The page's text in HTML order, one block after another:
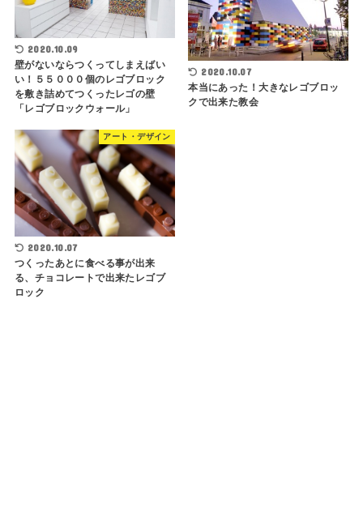
2020.10.09
壁がないならつくってしまえばい
い！５５０００個のレゴブロック
を敷き詰めてつくったレゴの壁
「レゴブロックウォール」
2020.10.07
本当にあった！大きなレゴブロッ
クで出来た教会
アート・デザイン
2020.10.07
つくったあとに食べる事が出来
る、チョコレートで出来たレゴブ
ロック